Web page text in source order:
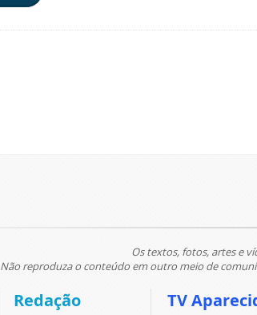
Os textos, fotos, artes e
Não reproduza o conteúdo em outro meio de
Redação TV